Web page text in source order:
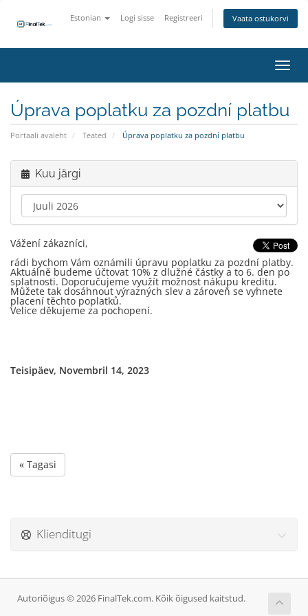
Estonian Logi sisse Registreeri Vaata ostukorvi
Úprava poplatku za pozdní platbu
Portaali avaleht Teated Úprava poplatku za pozdní platbu
Kuu järgi
Vážení zákazníci,
rádi bychom Vám oznámili úpravu poplatku za pozdní platby.
Aktuálně budeme účtovat 10% z dlužné částky a to 6. den po
splatnosti. Doporučujeme využít možnost nákupu kreditu.
Můžete tak dosáhnout výrazných slev a zároveň se vyhnete
placení těchto poplatků.
Velice děkujeme za pochopení.
Teisipäev, Novembril 14, 2023
« Tagasi
Klienditugi
Autoriõigus © 2026 FinalTek.com. Kõik õigused kaitstud.